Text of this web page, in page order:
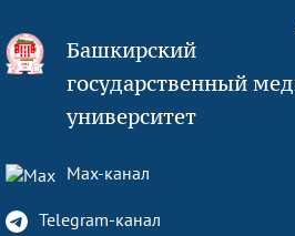
Башкирский
государственный
университет
Max-канал
Telegram-канал